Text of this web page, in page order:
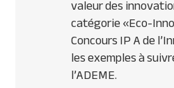
valeur des
catégorie «Eco-
Concours IP A de
les exemples à
l’ADEME.